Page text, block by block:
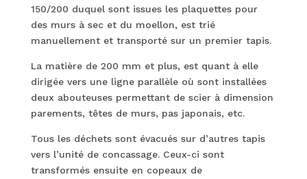
150/200 duquel sont issues les plaquettes pour
des murs à sec et du moellon, est trié
manuellement et transporté sur un premier tapis.
La matière de 200 mm et plus, est quant à elle
dirigée vers une ligne parallèle où sont installées
deux abouteuses permettant de scier à dimension
parements, têtes de murs, pas japonais, etc.
Tous les déchets sont évacués sur d’autres tapis
vers l’unité de concassage. Ceux-ci sont
transformés ensuite en copeaux de